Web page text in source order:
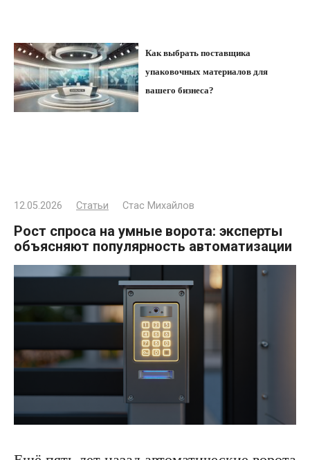
Как выбрать поставщика
упаковочных материалов для
вашего бизнеса?
12.05.2026 Статьи Стас Михайлов
Рост спроса на умные ворота: эксперты
объясняют популярность автоматизации